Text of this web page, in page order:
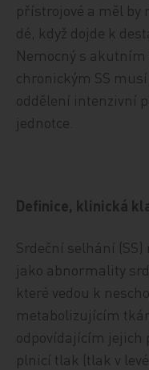
přístrojové a měl by
dé, když dojde k
Nemocný s akutním
chronickým SS
oddělení intenzivní
jednotce.
Definice, klinická
Srdeční selhání
jako abnormality
které vedou k
metabolizujícím
odpovídajícím
plnicí tlak (tlak v